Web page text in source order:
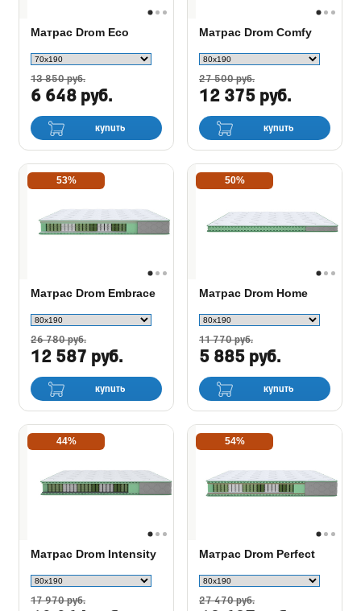
Матрас Drom Eco
13 850 руб.
6 648 руб.
купить
Матрас Drom Comfy
27 500 руб.
12 375 руб.
купить
53%
Матрас Drom Embrace
26 780 руб.
12 587 руб.
купить
50%
Матрас Drom Home
11 770 руб.
5 885 руб.
купить
44%
Матрас Drom Intensity
17 970 руб.
54%
Матрас Drom Perfect
27 470 руб.